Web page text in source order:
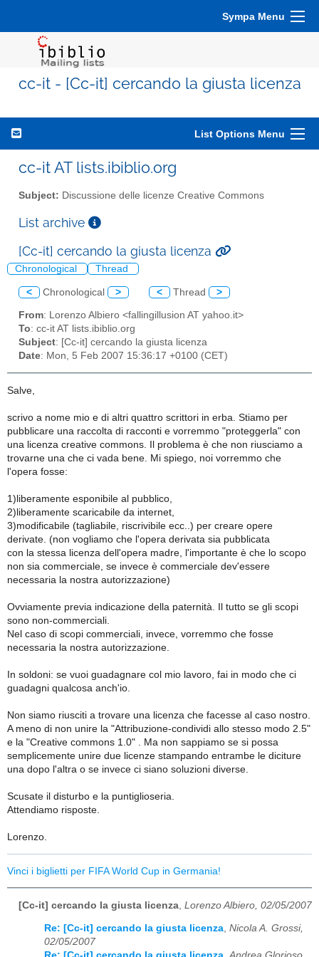
Sympa Menu
cc-it - [Cc-it] cercando la giusta licenza
List Options Menu
cc-it AT lists.ibiblio.org
Subject: Discussione delle licenze Creative Commons
List archive
[Cc-it] cercando la giusta licenza
Chronological Thread
< Chronological > < Thread >
From: Lorenzo Albiero <fallingillusion AT yahoo.it>
To: cc-it AT lists.ibiblio.org
Subject: [Cc-it] cercando la giusta licenza
Date: Mon, 5 Feb 2007 15:36:17 +0100 (CET)
Salve,
scrivo a nome mio e di altri quattro scrittori in erba. Stiamo per
pubblicare una raccolta di racconti e vorremmo "proteggerla" con
una licenza creative commons. Il problema è che non riusciamo a
trovarne una che ci vada bene. Mi spiego, noi vorremmo che
l'opera fosse:
1)liberamente esponibile al pubblico,
2)liberamente scaricabile da internet,
3)modificabile (tagliabile, riscrivibile ecc..) per creare opere
derivate. (non vogliamo che l'opera derivata sia pubblicata
con la stessa licenza dell'opera madre, l'importante è che lo scopo
non sia commerciale, se invece è commerciale dev'essere
necessaria la nostra autorizzazione)
Ovviamente previa indicazione della paternità. Il tutto se gli scopi
sono non-commerciali.
Nel caso di scopi commerciali, invece, vorremmo che fosse
necessaria la nostra autorizzazione.
In soldoni: se vuoi guadagnare col mio lavoro, fai in modo che ci
guadagni qualcosa anch'io.
Non siamo riusciti a trovare una licenza che facesse al caso nostro.
A meno di non unire la "Attribuzione-condividi allo stesso modo 2.5"
e la "Creative commons 1.0" . Ma non sappiamo se si possa
semplicemente unire due licenze stampando entrambe le diciture
una dopo l'altra o se invece ci siano soluzioni diverse.
Scusate il disturbo e la puntiglioseria.
Attendiamo risposte.
Lorenzo.
Vinci i biglietti per FIFA World Cup in Germania!
[Cc-it] cercando la giusta licenza Lorenzo Albiero, 02/05/2007
Re: [Cc-it] cercando la giusta licenza, Nicola A. Grossi,
02/05/2007